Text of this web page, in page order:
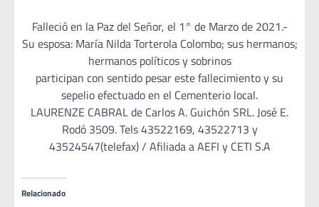
Falleció en la Paz del Señor, el 1° de Marzo de 2021.-
Su esposa: María Nilda Torterola Colombo; sus hermanos;
hermanos políticos y sobrinos
participan con sentido pesar este fallecimiento y su
sepelio efectuado en el Cementerio local.
LAURENZE CABRAL de Carlos A. Guichón SRL. José E.
Rodó 3509. Tels 43522169, 43522713 y
43524547(telefax) / Afiliada a AEFI y CETI S.A
Relacionado